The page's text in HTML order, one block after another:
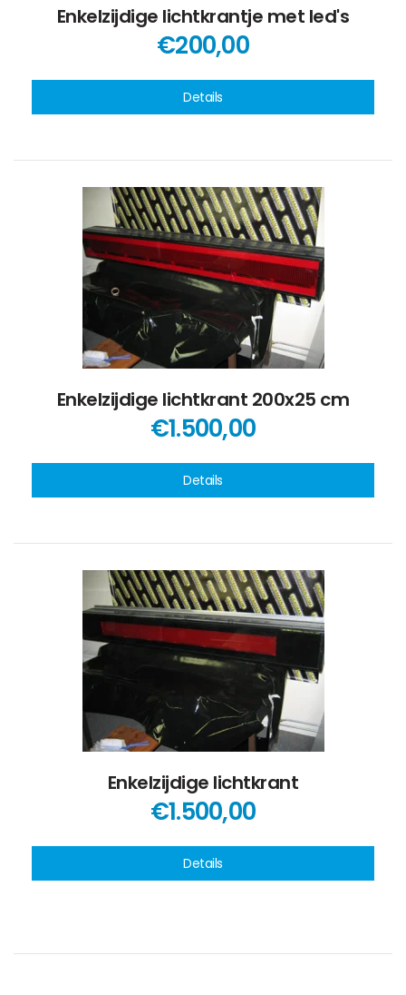
Enkelzijdige lichtkrantje met led's
€200,00
Details
Enkelzijdige lichtkrant 200x25 cm
€1.500,00
Details
Enkelzijdige lichtkrant
€1.500,00
Details